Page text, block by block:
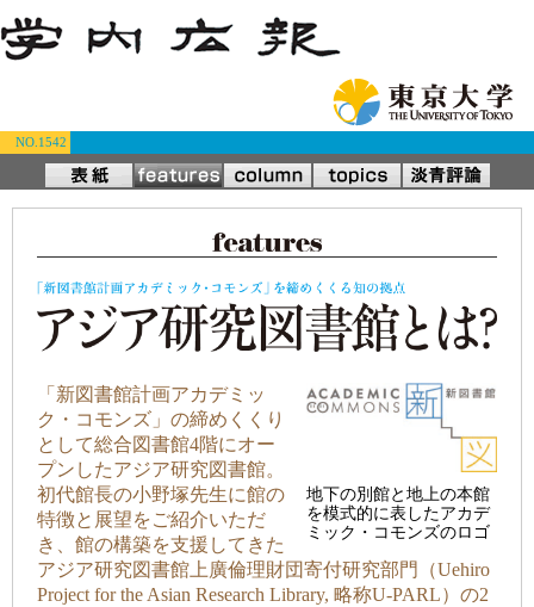
NO.1542
地下の別館と地上の本館
を模式的に表したアカデ
ミック・コモンズのロゴ
「新図書館計画アカデミッ
ク・コモンズ」の締めくくり
として総合図書館4階にオー
プンしたアジア研究図書館。
初代館長の小野塚先生に館の
特徴と展望をご紹介いただ
き、館の構築を支援してきた
アジア研究図書館上廣倫理財団寄付研究部門（Uehiro
Project for the Asian Research Library, 略称U-PARL）の2